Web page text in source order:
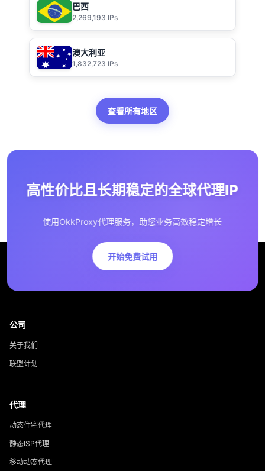
巴西
2,269,193 IPs
澳大利亚
1,832,723 IPs
查看所有地区
高性价比且长期稳定的全球代理IP
使用OkkProxy代理服务，助您业务高效稳定增长
开始免费试用
公司
关于我们
联盟计划
代理
动态住宅代理
静态ISP代理
移动动态代理